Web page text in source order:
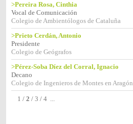
>Pereira Rosa, Cinthia
Vocal de Comunicación
Colegio de Ambientólogos de Cataluña
>Prieto Cerdán, Antonio
Presidente
Colegio de Geógrafos
>Pérez-Soba Díez del Corral, Ignacio
Decano
Colegio de Ingenieros de Montes en Aragón
1 / 2 / 3 / 4 ...